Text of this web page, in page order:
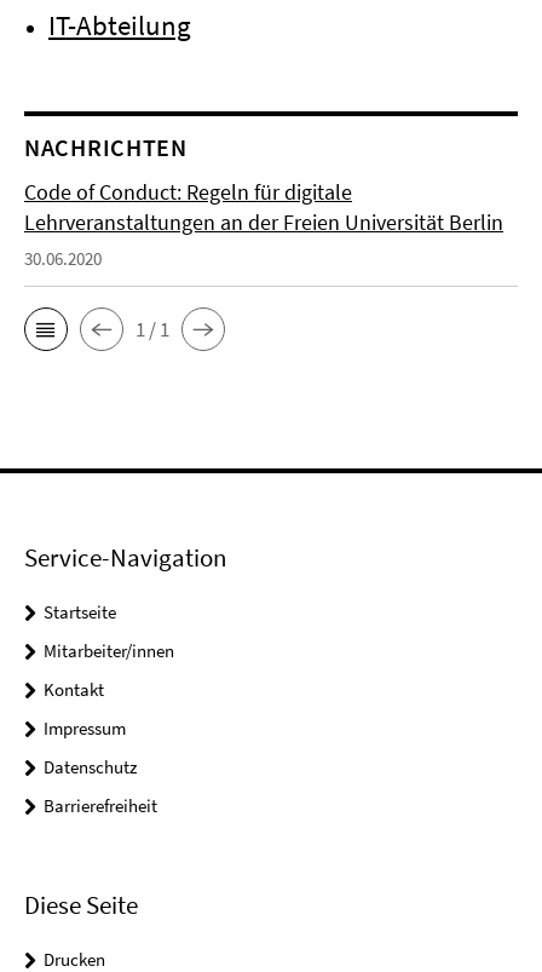
IT-Abteilung
NACHRICHTEN
Code of Conduct: Regeln für digitale
Lehrveranstaltungen an der Freien Universität Berlin
30.06.2020
1 / 1
Service-Navigation
Startseite
Mitarbeiter/innen
Kontakt
Impressum
Datenschutz
Barrierefreiheit
Diese Seite
Drucken